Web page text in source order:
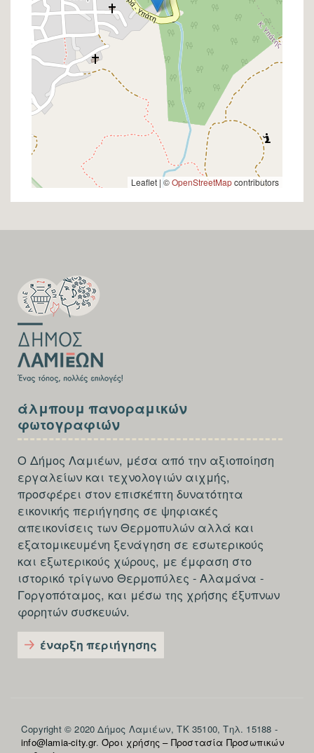
Leaflet | ©OpenStreetMapcontributors
FOOTER-
FIRST
SECTION
FOOTER-
THIRD
άλμπουμ πανοραμικών
φωτογραφιών
Ο Δήμος Λαμιέων, μέσα από την αξιοποίηση
εργαλείων και τεχνολογιών αιχμής,
προσφέρει στον επισκέπτη δυνατότητα
εικονικής περιήγησης σε ψηφιακές
απεικονίσεις των Θερμοπυλών αλλά και
εξατομικευμένη ξενάγηση σε εσωτερικούς
και εξωτερικούς χώρους, με έμφαση στο
ιστορικό τρίγωνο Θερμοπύλες - Αλαμάνα -
Γοργοπόταμος, και μέσω της χρήσης έξυπνων
φορητών συσκευών.
έναρξη περιήγησης
Section
Copyright © 2020 Δήμος Λαμιέων, ΤΚ 35100, Τηλ. 15188 -
info@lamia-city.gr.Όροι χρήσης – Προστασία Προσωπικών